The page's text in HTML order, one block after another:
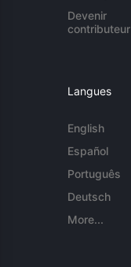
Devenir
contributeur
Langues
English
Español
Português
Deutsch
More...